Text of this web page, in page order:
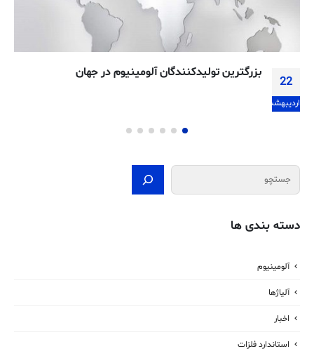
شهریور
آشنایی با فلزات پایه یا فلزات رنگین
جستجو
دسته بندی ها
آلومینیوم
آلیاژها
اخبار
استاندارد فلزات